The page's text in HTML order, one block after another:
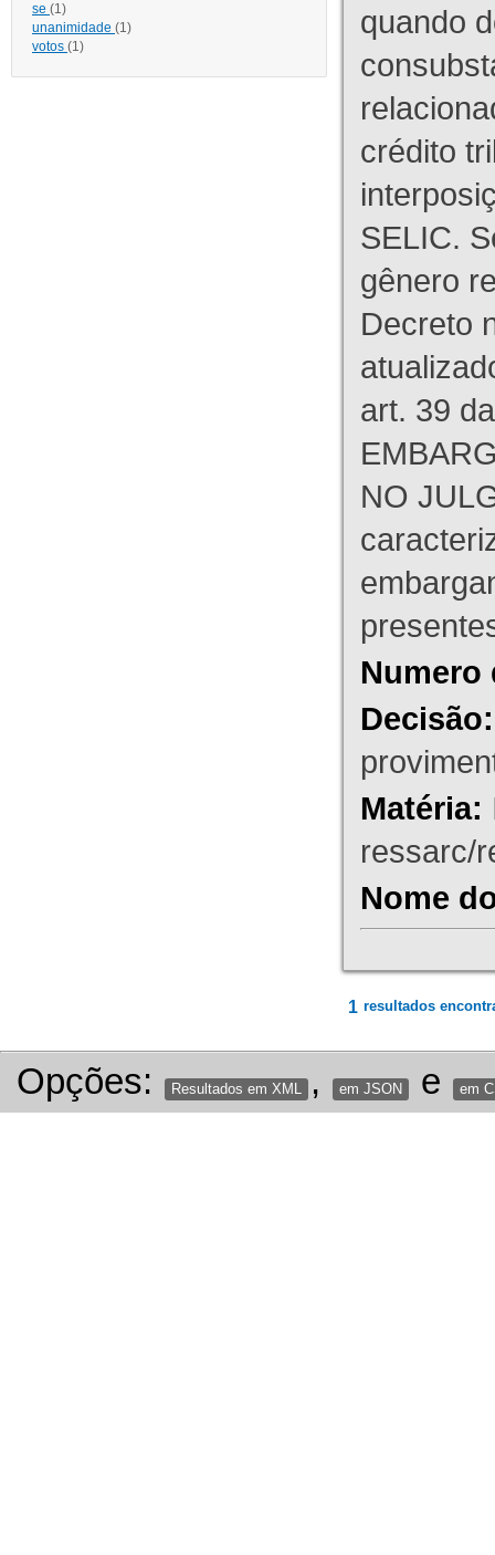
se (1)
unanimidade (1)
votos (1)
quando
crédito
SELIC.
gênero
Decreto
art. 39
NO
Numero
Decisão:
Matéria:
ressarc/
Nome
1 resultados
Opções: Resultados em XML , em JSON e em